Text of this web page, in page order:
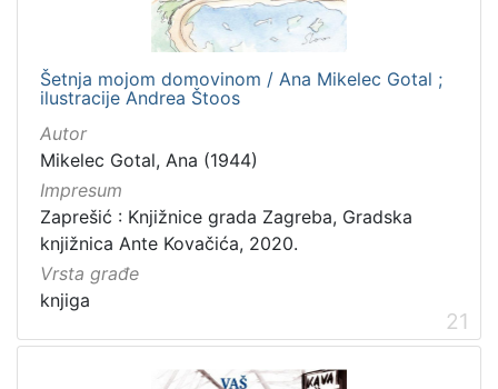
Šetnja mojom domovinom / Ana Mikelec Gotal ;
ilustracije Andrea Štoos
Autor
Mikelec Gotal, Ana (1944)
Impresum
Zaprešić : Knjižnice grada Zagreba, Gradska
knjižnica Ante Kovačića, 2020.
Vrsta građe
knjiga
21